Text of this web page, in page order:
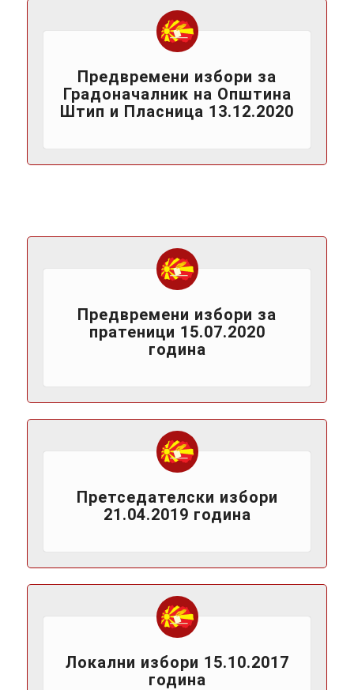
Предвремени избори за
Градоначалник на Општина
Штип и Пласница 13.12.2020
Предвремени избори за
пратеници 15.07.2020
година
Претседателски избори
21.04.2019 година
Локални избори 15.10.2017
година